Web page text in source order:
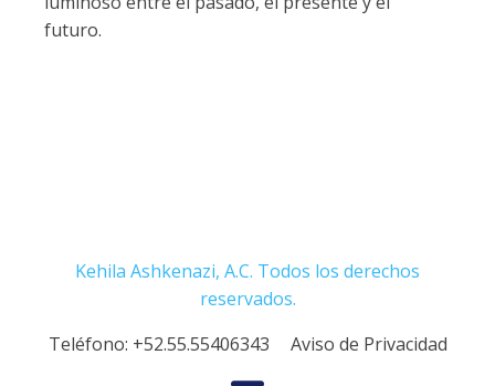
futuro.
Kehila Ashkenazi, A.C. Todos los derechos
reservados.
Teléfono: +52.55.55406343 Aviso de Privacidad